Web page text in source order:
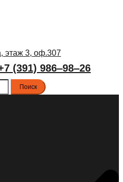
этаж 3, оф.307
(391) 986‒98‒26